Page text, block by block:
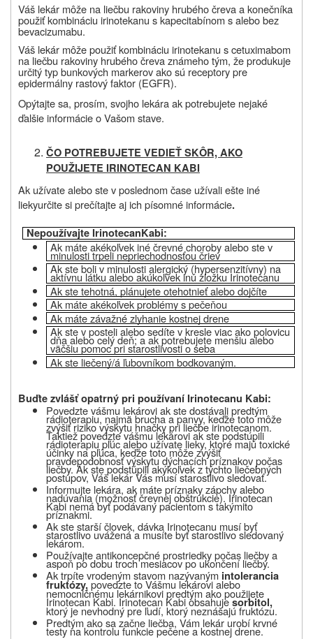
Váš lekár môže na liečbu rakoviny hrubého čreva a konečníka
použiť kombináciu irinotekanu s kapecitabínom s alebo bez
bevacizumabu.
Váš lekár môže použiť kombináciu irinotekanu s cetuximabom
na liečbu rakoviny hrubého čreva známeho tým, že produkuje
určitý typ bunkových markerov ako sú receptory pre
epidermálny rastový faktor (EGFR).
Opýtajte sa, prosím, svojho lekára ak potrebujete nejaké
ďalšie informácie o Vašom stave.
ČO POTREBUJETE VEDIEŤ SKÔR, AKO
POUŽIJETE IRINOTECAN KABI
Ak užívate alebo ste v poslednom čase užívali ešte iné
liekyurčite si prečítajte aj ich písomné informácie.
Nepoužívajte IrinotecanKabi:
Ak máte akékoľvek iné črevné choroby alebo ste v
minulosti trpeli nepriechodnosťoučriev
Akste boli v minulostialergický(hypersenzitívny)na
aktívnu látku alebo akúkoľvek inú zložku Irinotecanu
Ak ste tehotná, plánujete otehotnieť alebo dojčíte
Ak máte akékoľvek problémy s pečeňou
Ak máte závažné zlyhanie kostnej drene
Ak ste v posteli alebo sedíte v kresle viac ako polovicu
dňa alebo celý deň; a ak potrebujete menšiu alebo
väčšiu pomoc pri starostlivosti o seba
Ak ste liečený/á ľubovníkom bodkovaným.
Buďte zvlášť opatrný pri používaní Irinotecanu Kabi:
Povedzte vášmu lekárovi ak ste dostávali predtým
rádioterapiu, najmä brucha a panvy, keďže toto môže
zvýšiť riziko výskytu hnačky pri liečbe irinotecanom.
Taktiež povedzte vášmu lekárovi ak ste podstúpili
rádioterapiu pľúc alebo užívate lieky, ktoré majú toxické
účinky na pľúca, keďže toto môže zvýšiť
pravdepodobnosť výskytu dýchacích príznakov počas
liečby. Ak ste podstúpili akýkoľvek z týchto liečebných
postupov, Váš lekár Vás musí starostlivo sledovať.
Informujte lekára, ak máte príznaky zápchy alebo
nadúvania(možnosť črevnej obštrukcie). Irinotecan
Kabi nemá byť podávaný pacientom s takýmito
príznakmi.
Ak ste starší človek, dávka Irinotecanu musí byť
starostlivo uvážená a musíte byť starostlivo sledovaný
lekárom.
Používajte antikoncepčné prostriedky počas liečby a
aspoň po dobu troch mesiacov po ukončení liečby.
Ak trpíte vrodeným stavom nazývaným intolerancia
fruktózy,povedzte to Vášmu lekárovi alebo
nemocničnému lekárnikovi predtým ako použijete
Irinotecan Kabi. Irinotecan Kabi obsahujesorbitol,
ktorý je nevhodný pre ľudí, ktorý neznášajú fruktózu.
Predtým ako sa začne liečba, Vám lekár urobí krvné
testy na kontrolu funkcie pečene a kostnej drene.